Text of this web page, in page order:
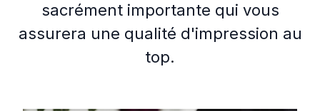
sacrément importante qui vous
assurera une qualité d'impression au
top.